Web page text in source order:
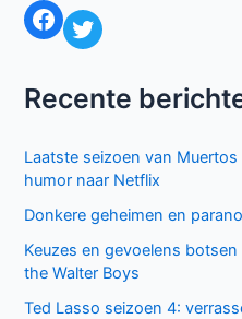
Facebook Twitter
Recente
Laatste seizoen van
humor naar Netflix
Donkere geheimen en
Keuzes en gevoelens
the Walter Boys
Ted Lasso seizoen 4: